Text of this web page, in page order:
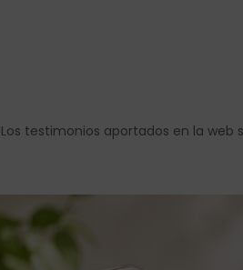
Los testimonios aportados en la